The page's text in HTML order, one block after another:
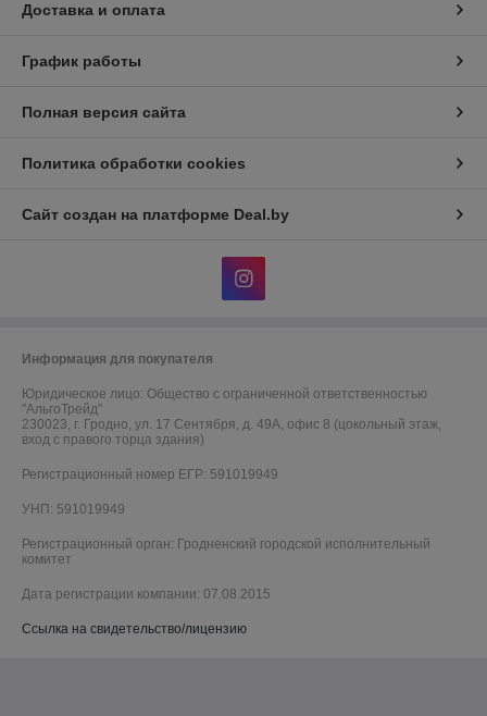
Доставка и оплата
График работы
Полная версия сайта
Политика обработки cookies
Сайт создан на платформе Deal.by
Информация для покупателя
Юридическое лицо: Общество с ограниченной ответственностью
"АльгоТрейд"
230023, г. Гродно, ул. 17 Сентября, д. 49А, офис 8 (цокольный этаж,
вход с правого торца здания)
Регистрационный номер ЕГР: 591019949
УНП: 591019949
Регистрационный орган: Гродненский городской исполнительный
комитет
Дата регистрации компании: 07.08.2015
Ссылка на свидетельство/лицензию